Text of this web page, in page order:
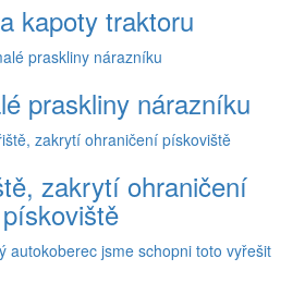
kapoty traktoru
praskliny nárazníku
zakrytí ohraničení
pískoviště